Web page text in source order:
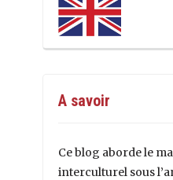
A savoir
Ce blog aborde le
interculturel sous